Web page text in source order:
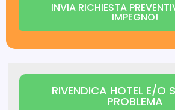
INVIA RICHIESTA
IMPEGNO!
RIVENDICA HOTEL E/O
PROBLEMA